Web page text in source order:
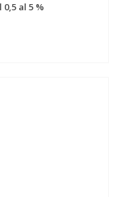
al 5 %